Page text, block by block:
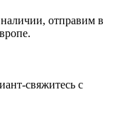
отправим в
свяжитесь с